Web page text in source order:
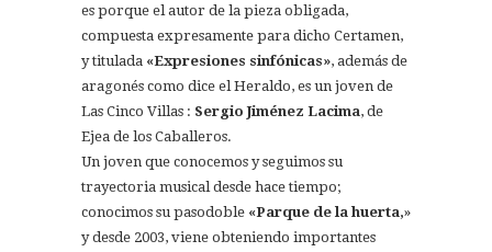
es porque el autor de la pieza obligada,
compuesta expresamente para dicho Certamen,
y titulada «Expresiones sinfónicas», además de
aragonés como dice el Heraldo, es un joven de
Las Cinco Villas : Sergio Jiménez Lacima, de
Ejea de los Caballeros.
Un joven que conocemos y seguimos su
trayectoria musical desde hace tiempo;
conocimos su pasodoble «Parque de la huerta,»
y desde 2003, viene obteniendo importantes